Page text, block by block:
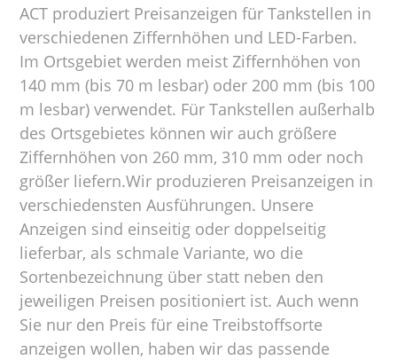
ACT produziert Preisanzeigen für Tankstellen in
verschiedenen Ziffernhöhen und LED-Farben.
Im Ortsgebiet werden meist Ziffernhöhen von
140 mm (bis 70 m lesbar) oder 200 mm (bis 100
m lesbar) verwendet. Für Tankstellen außerhalb
des Ortsgebietes können wir auch größere
Ziffernhöhen von 260 mm, 310 mm oder noch
größer liefern.Wir produzieren Preisanzeigen in
verschiedensten Ausführungen. Unsere
Anzeigen sind einseitig oder doppelseitig
lieferbar, als schmale Variante, wo die
Sortenbezeichnung über statt neben den
jeweiligen Preisen positioniert ist. Auch wenn
Sie nur den Preis für eine Treibstoffsorte
anzeigen wollen, haben wir das passende